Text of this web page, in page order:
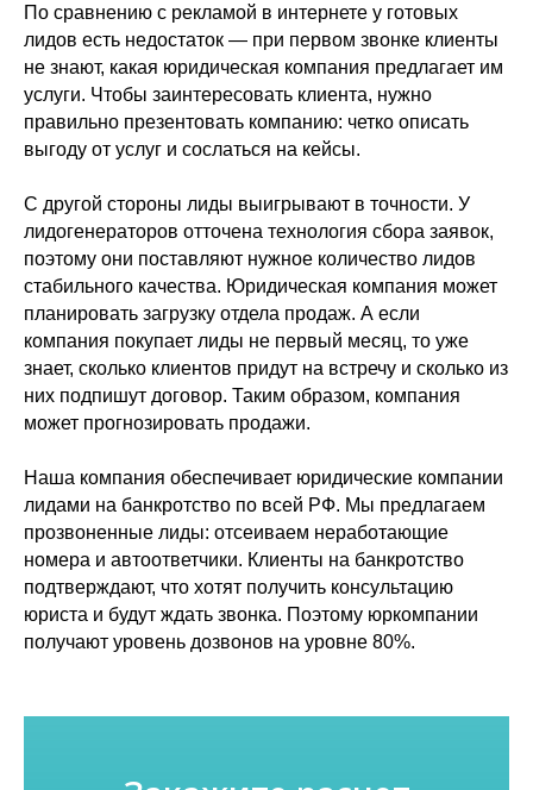
По сравнению с рекламой в интернете у готовых
лидов есть недостаток — при первом звонке клиенты
не знают, какая юридическая компания предлагает им
услуги. Чтобы заинтересовать клиента, нужно
правильно презентовать компанию: четко описать
выгоду от услуг и сослаться на кейсы.
С другой стороны лиды выигрывают в точности. У
лидогенераторов отточена технология сбора заявок,
поэтому они поставляют нужное количество лидов
стабильного качества. Юридическая компания может
планировать загрузку отдела продаж. А если
компания покупает лиды не первый месяц, то уже
знает, сколько клиентов придут на встречу и сколько из
них подпишут договор. Таким образом, компания
может прогнозировать продажи.
Наша компания обеспечивает юридические компании
лидами на банкротство по всей РФ. Мы предлагаем
прозвоненные лиды: отсеиваем неработающие
номера и автоответчики. Клиенты на банкротство
подтверждают, что хотят получить консультацию
юриста и будут ждать звонка. Поэтому юркомпании
получают уровень дозвонов на уровне 80%.